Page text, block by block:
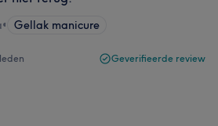
• Gellak manicure
Geverifieerde review